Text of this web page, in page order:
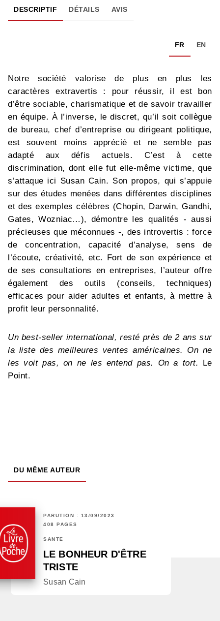
DESCRIPTIF DÉTAILS AVIS
FR EN
Notre société valorise de plus en plus les
caractères extravertis : pour réussir, il est bon
d’être sociable, charismatique et de savoir travailler
en équipe. À l’inverse, le discret, qu’il soit collègue
de bureau, chef d’entreprise ou dirigeant politique,
est souvent moins apprécié et ne semble pas
adapté aux défis actuels. C’est à cette
discrimination, dont elle fut elle-même victime, que
s’attaque ici Susan Cain. Son propos, qui s’appuie
sur des études menées dans différentes disciplines
et des exemples célèbres (Chopin, Darwin, Gandhi,
Gates, Wozniac…), démontre les qualités - aussi
précieuses que méconnues -, des introvertis : force
de concentration, capacité d’analyse, sens de
l’écoute, créativité, etc. Fort de son expérience et
de ses consultations en entreprises, l’auteur offre
également des outils (conseils, techniques)
efficaces pour aider adultes et enfants, à mettre à
profit leur personnalité.
Un best-seller international, resté près de 2 ans sur
la liste des meilleures ventes américaines. On ne
les voit pas, on ne les entend pas. On a tort.
Le
Point.
DU MÊME AUTEUR
PARUTION : 13/09/2023
408 PAGES
SANTÉ
LE BONHEUR D'ÊTRE
TRISTE
Susan Cain